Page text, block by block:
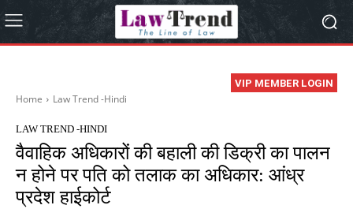
VIP MEMBER LOGIN
Home Law Trend -Hindi
LAW TREND -HINDI
वैवाहिक अधिकारों की बहाली की डिक्री का पालन
न होने पर पति को तलाक का अधिकार: आंध्र
प्रदेश हाईकोर्ट